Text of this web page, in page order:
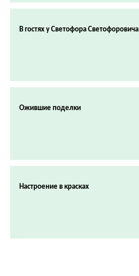
В гостях у Светофора Светофоровича
Ожившие поделки
Настроение в красках